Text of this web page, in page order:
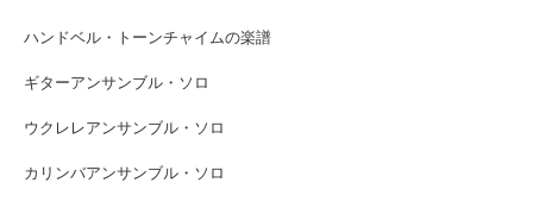
ハンドベル・トーンチャイムの楽譜
ギターアンサンブル・ソロ
ウクレレアンサンブル・ソロ
カリンバアンサンブル・ソロ